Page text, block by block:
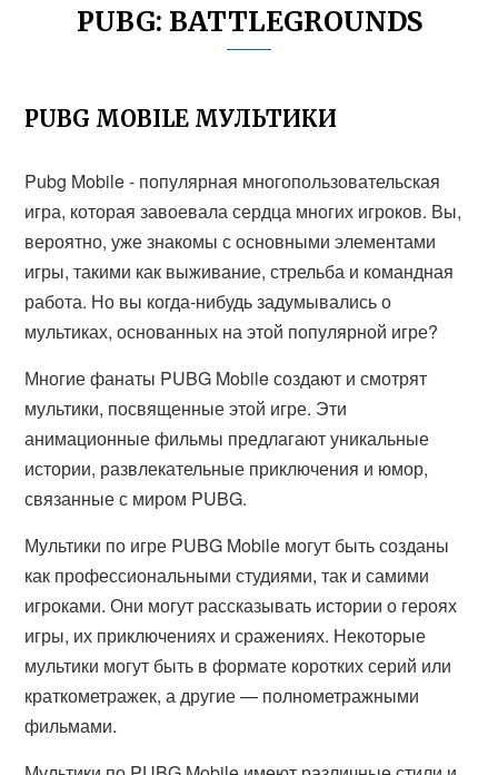
PUBG: BATTLEGROUNDS
PUBG MOBILE МУЛЬТИКИ
Pubg Mobile - популярная многопользовательская
игра, которая завоевала сердца многих игроков. Вы,
вероятно, уже знакомы с основными элементами
игры, такими как выживание, стрельба и командная
работа. Но вы когда-нибудь задумывались о
мультиках, основанных на этой популярной игре?
Многие фанаты PUBG Mobile создают и смотрят
мультики, посвященные этой игре. Эти
анимационные фильмы предлагают уникальные
истории, развлекательные приключения и юмор,
связанные с миром PUBG.
Мультики по игре PUBG Mobile могут быть созданы
как профессиональными студиями, так и самими
игроками. Они могут рассказывать истории о героях
игры, их приключениях и сражениях. Некоторые
мультики могут быть в формате коротких серий или
краткометражек, а другие — полнометражными
фильмами.